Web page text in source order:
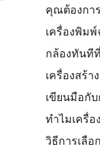
ทำไมเครื่